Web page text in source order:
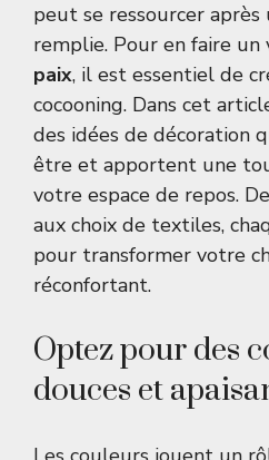
peut se ressourcer
remplie. Pour en faire
paix, il est essentiel de
cocooning. Dans cet
des idées de décoration
être et apportent une
votre espace de repos.
aux choix de textiles,
pour transformer votre
réconfortant.
Optez pour des
douces et